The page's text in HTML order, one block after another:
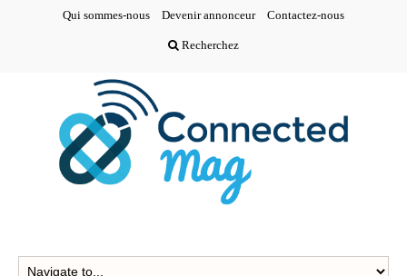
Qui sommes-nous Devenir annonceur Contactez-nous
Recherchez